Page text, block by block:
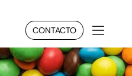
CONTACTO